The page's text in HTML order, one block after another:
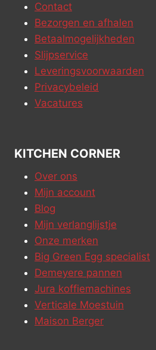
Contact
Bezorgen en afhalen
Betaalmogelijkheden
Slijpservice
Leveringsvoorwaarden
Privacybeleid
Vacatures
KITCHEN CORNER
Over ons
Mijn account
Blog
Mijn verlanglijstje
Onze merken
Big Green Egg specialist
Demeyere pannen
Jura koffiemachines
Verticale Moestuin
Maison Berger